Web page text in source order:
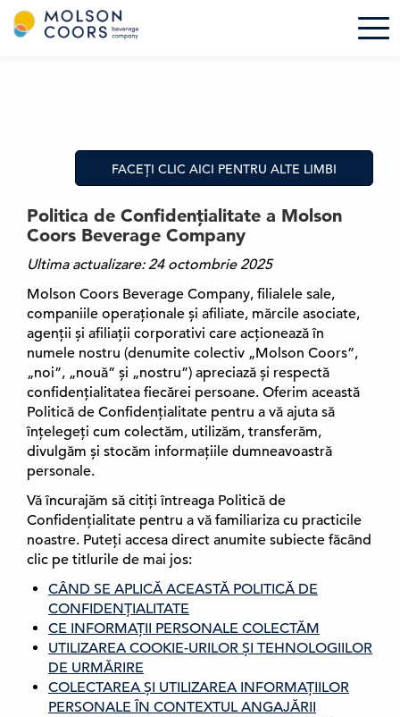
o
s
-
m
e
FACEŢI CLIC AICI PENTRU ALTE LIMBI
Politica de Confidențialitate a Molson
Coors Beverage Company
Ultima actualizare: 24 octombrie 2025
Molson Coors Beverage Company, filialele sale,
companiile operaționale și afiliate, mărcile asociate,
agenții și afiliații corporativi care acționează în
numele nostru (denumite colectiv „Molson Coors”,
„noi”, „nouă” și „nostru”) apreciază și respectă
confidențialitatea fiecărei persoane. Oferim această
Politică de Confidențialitate pentru a vă ajuta să
înțelegeți cum colectăm, utilizăm, transferăm,
divulgăm și stocăm informațiile dumneavoastră
personale.
Vă încurajăm să citiți întreaga Politică de
Confidențialitate pentru a vă familiariza cu practicile
noastre. Puteți accesa direct anumite subiecte făcând
clic pe titlurile de mai jos:
CÂND SE APLICĂ ACEASTĂ POLITICĂ DE
CONFIDENȚIALITATE
CE INFORMAȚII PERSONALE COLECTĂM
UTILIZAREA COOKIE-URILOR ȘI TEHNOLOGIILOR
DE URMĂRIRE
COLECTAREA ȘI UTILIZAREA INFORMAȚIILOR
PERSONALE ÎN CONTEXTUL ANGAJĂRII